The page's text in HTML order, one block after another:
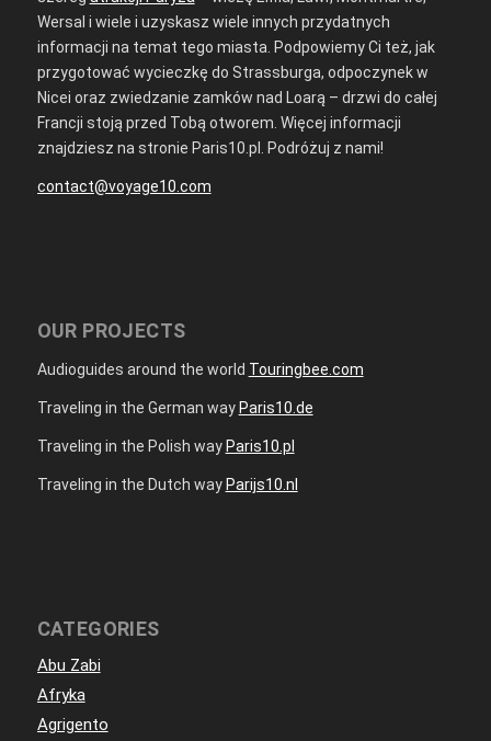
Wersal i wiele i uzyskasz wiele innych przydatnych
informacji na temat tego miasta. Podpowiemy Ci też, jak
przygotować wycieczkę do Strassburga, odpoczynek w
Nicei oraz zwiedzanie zamków nad Loarą – drzwi do całej
Francji stoją przed Tobą otworem. Więcej informacji
znajdziesz na stronie Paris10.pl. Podróżuj z nami!
contact@voyage10.com
OUR PROJECTS
Audioguides around the world Touringbee.com
Traveling in the German way Paris10.de
Traveling in the Polish way Paris10.pl
Traveling in the Dutch way Parijs10.nl
CATEGORIES
Abu Zabi
Afryka
Agrigento